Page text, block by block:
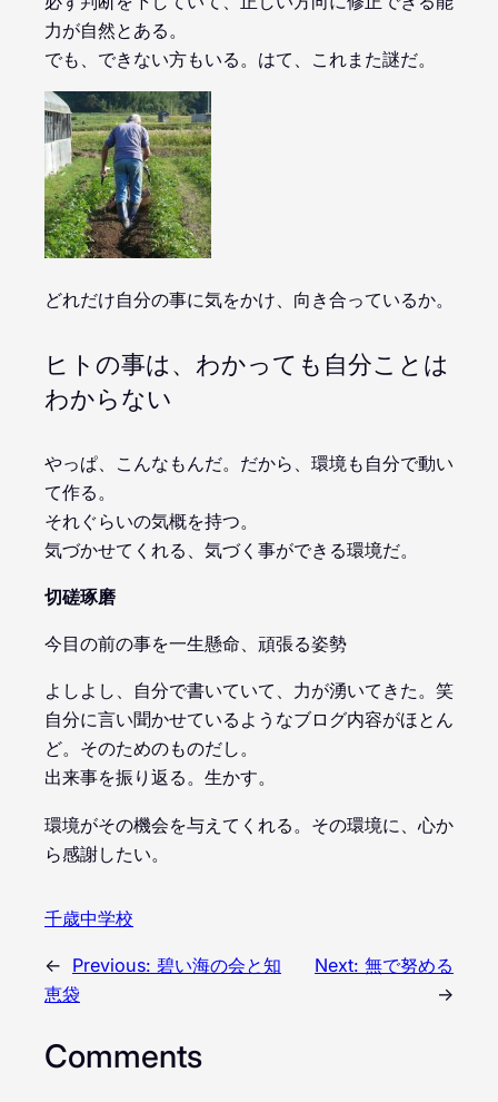
力が自然とある。
でも、できない方もいる。はて、これまた謎だ。
どれだけ自分の事に気をかけ、向き合っているか。
ヒトの事は、わかっても自分ことは
わからない
やっぱ、こんなもんだ。だから、環境も自分で動い
て作る。
それぐらいの気概を持つ。
気づかせてくれる、気づく事ができる環境だ。
切磋琢磨
今目の前の事を一生懸命、頑張る姿勢
よしよし、自分で書いていて、力が湧いてきた。笑
自分に言い聞かせているようなブログ内容がほとん
ど。そのためのものだし。
出来事を振り返る。生かす。
環境がその機会を与えてくれる。その環境に、心か
ら感謝したい。
千歳中学校
← Previous: 碧い海の会と知
恵袋
Next: 無で努める
→
Comments